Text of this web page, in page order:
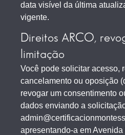
data visível da última
vigente.
Direitos ARCO,
limitação
Você pode solicitar acesso,
cancelamento ou oposição
revogar um consentimento
dados enviando a
apresentando-a em